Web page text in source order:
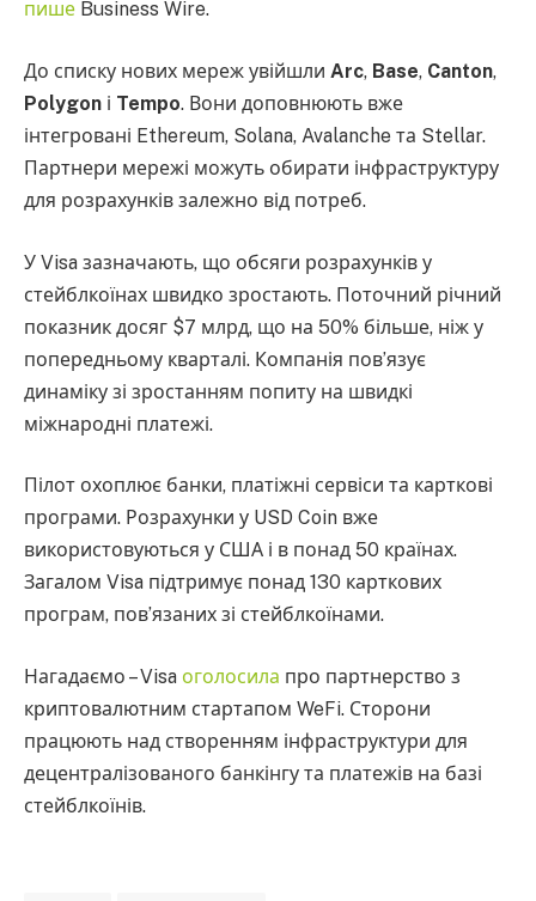
пише Business Wire.
До списку нових мереж увійшли Arc, Base, Canton,
Polygon і Tempo. Вони доповнюють вже
інтегровані Ethereum, Solana, Avalanche та Stellar.
Партнери мережі можуть обирати інфраструктуру
для розрахунків залежно від потреб.
У Visa зазначають, що обсяги розрахунків у
стейблкоїнах швидко зростають. Поточний річний
показник досяг $7 млрд, що на 50% більше, ніж у
попередньому кварталі. Компанія пов’язує
динаміку зі зростанням попиту на швидкі
міжнародні платежі.
Пілот охоплює банки, платіжні сервіси та карткові
програми. Розрахунки у USD Coin вже
використовуються у США і в понад 50 країнах.
Загалом Visa підтримує понад 130 карткових
програм, пов’язаних зі стейблкоїнами.
Нагадаємо – Visa оголосила про партнерство з
криптовалютним стартапом WeFi. Сторони
працюють над створенням інфраструктури для
децентралізованого банкінгу та платежів на базі
стейблкоїнів.